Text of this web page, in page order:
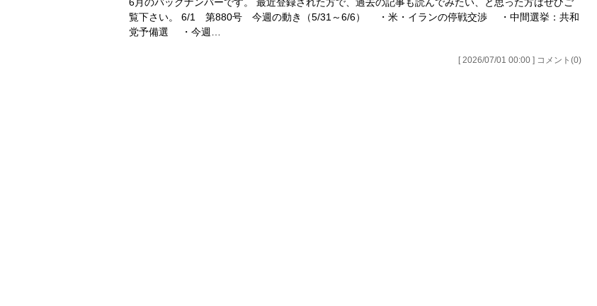
6月のバックナンバーです。 最近登録された方で、過去の記事も読んでみたい、と思った方はぜひご
覧下さい。 6/1 第880号 今週の動き（5/31～6/6） ・米・イランの停戦交渉 ・中間選挙：共和
党予備選 ・今週…
[ 2026/07/01 00:00 ] コメント(0)